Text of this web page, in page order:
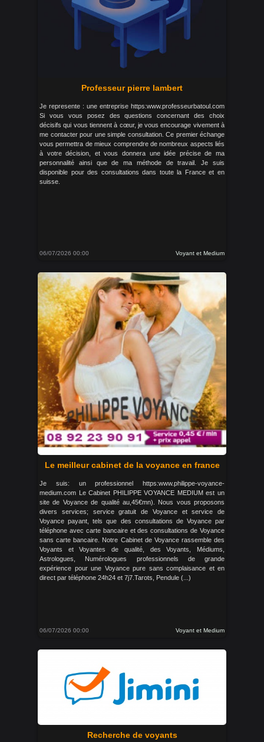
Professeur pierre lambert
Je represente : une entreprise https:www.professeurbatoul.com
Si vous vous posez des questions concernant des choix
décisifs qui vous tiennent à cœur, je vous encourage vivement à
me contacter pour une simple consultation. Ce premier échange
vous permettra de mieux comprendre de nombreux aspects liés
à votre décision, et vous donnera une idée précise de ma
personnalité ainsi que de ma méthode de travail. Je suis
disponible pour des consultations dans toute la France et en
suisse.
06/07/2026 00:00 Voyant et Medium
Le meilleur cabinet de la voyance en france
Je suis: un professionnel https:www.philippe-voyance-
medium.com Le Cabinet PHILIPPE VOYANCE MEDIUM est un
site de Voyance de qualité au,45€mn). Nous vous proposons
divers services; service gratuit de Voyance et service de
Voyance payant, tels que des consultations de Voyance par
téléphone avec carte bancaire et des consultations de Voyance
sans carte bancaire. Notre Cabinet de Voyance rassemble des
Voyants et Voyantes de qualité, des Voyants, Médiums,
Astrologues, Numérologues professionnels de grande
expérience pour une Voyance pure sans complaisance et en
direct par téléphone 24h24 et 7j7.Tarots, Pendule (...)
06/07/2026 00:00 Voyant et Medium
Recherche de voyants